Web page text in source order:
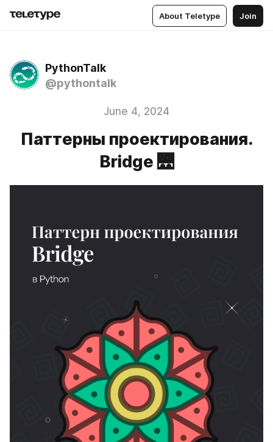
About Teletype Join
PythonTalk
@pythontalk
June 4, 2024
Паттерны проектирования.
Bridge 🌉